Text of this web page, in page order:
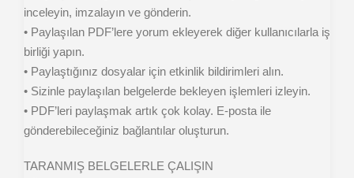
inceleyin, imzalayın ve gönderin.
• Paylaşılan PDF’lere yorum ekleyerek diğer kullanıcılarla iş
birliği yapın.
• Paylaştığınız dosyalar için etkinlik bildirimleri alın.
• Sizinle paylaşılan belgelerde bekleyen işlemleri izleyin.
• PDF’leri paylaşmak artık çok kolay. E-posta ile
gönderebileceğiniz bağlantılar oluşturun.
TARANMIŞ BELGELERLE ÇALIŞIN